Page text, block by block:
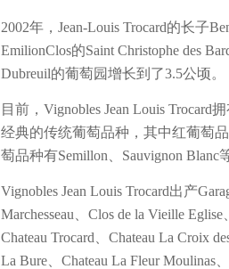
2002年，Jean-Louis Trocard的长子
EmilionClos的Saint Christophe des
Dubreuil的葡萄园增长到了3.5公顷。
目前，Vignobles Jean Louis
经典的传统葡萄品种，其中红葡萄品
萄品种有Semillon、Sauvignon Blanc
Vignobles Jean Louis Trocard出产
Marchesseau、Clos de la Vieille Eglise
Chateau Trocard、Chateau La Croix
La Bure、Chateau La Fleur Moulinas